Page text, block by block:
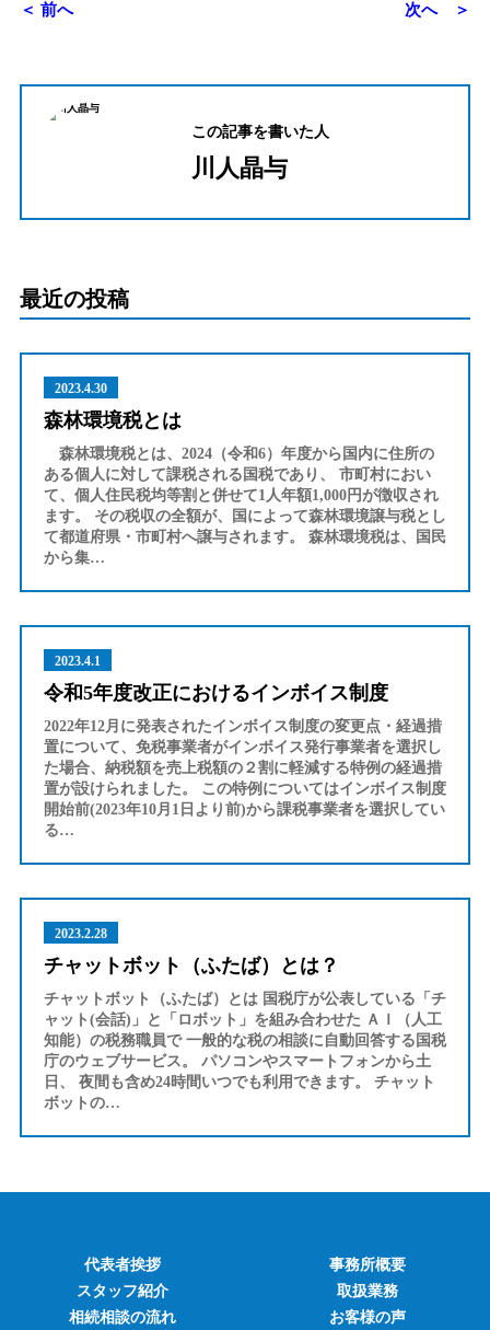
＜ 前へ 次へ ＞
この記事を書いた人
川人晶与
最近の投稿
2023.4.30
森林環境税とは
森林環境税とは、2024（令和6）年度から国内に住所の
ある個人に対して課税される国税であり、 市町村におい
て、個人住民税均等割と併せて1人年額1,000円が徴収され
ます。 その税収の全額が、国によって森林環境譲与税とし
て都道府県・市町村へ譲与されます。 森林環境税は、国民
から集…
2023.4.1
令和5年度改正におけるインボイス制度
2022年12月に発表されたインボイス制度の変更点・経過措
置について、免税事業者がインボイス発行事業者を選択し
た場合、納税額を売上税額の２割に軽減する特例の経過措
置が設けられました。 この特例についてはインボイス制度
開始前(2023年10月1日より前)から課税事業者を選択してい
る…
2023.2.28
チャットボット（ふたば）とは？
チャットボット（ふたば）とは 国税庁が公表している「チ
ャット(会話)」と「ロボット」を組み合わせた ＡＩ（人工
知能）の税務職員で 一般的な税の相談に自動回答する国税
庁のウェブサービス。 パソコンやスマートフォンから土
日、 夜間も含め24時間いつでも利用できます。 チャット
ボットの…
代表者挨拶
事務所概要
スタッフ紹介
取扱業務
相続相談の流れ
お客様の声